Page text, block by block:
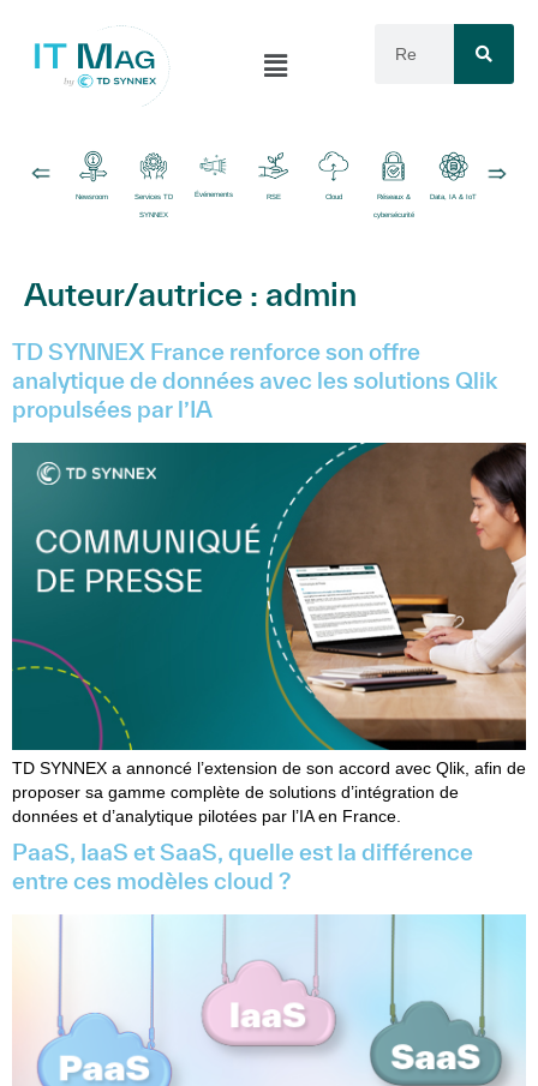
Newsroom Services TD
SYNNEX
Événements RSE Cloud Réseaux &
cybersécurité
Data, IA & IoT
Auteur/autrice : admin
TD SYNNEX France renforce son offre
analytique de données avec les solutions Qlik
propulsées par l’IA
TD SYNNEX a annoncé l’extension de son accord avec Qlik, afin de
proposer sa gamme complète de solutions d’intégration de
données et d’analytique pilotées par l’IA en France.
PaaS, IaaS et SaaS, quelle est la différence
entre ces modèles cloud ?